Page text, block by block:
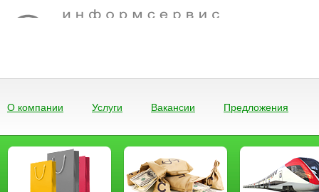
О компании Услуги Вакансии Предложения